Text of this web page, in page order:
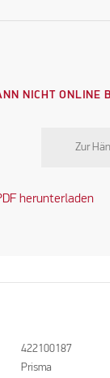
NICHT ONLINE
Zur
herunterladen
422100187
Prisma